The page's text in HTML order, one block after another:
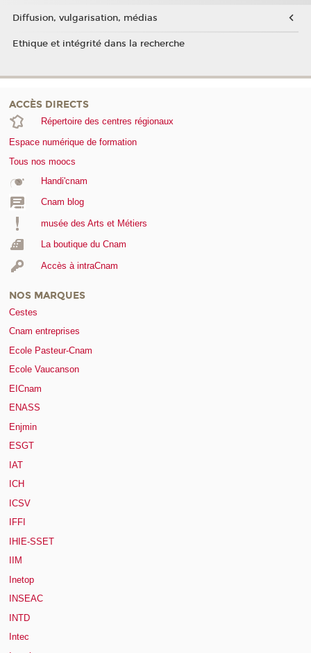
Diffusion, vulgarisation, médias
Ethique et intégrité dans la recherche
ACCÈS DIRECTS
Répertoire des centres régionaux
Espace numérique de formation
Tous nos moocs
Handi'cnam
Cnam blog
musée des Arts et Métiers
La boutique du Cnam
Accès à intraCnam
NOS MARQUES
Cestes
Cnam entreprises
Ecole Pasteur-Cnam
Ecole Vaucanson
EICnam
ENASS
Enjmin
ESGT
IAT
ICH
ICSV
IFFI
IHIE-SSET
IIM
Inetop
INSEAC
INTD
Intec